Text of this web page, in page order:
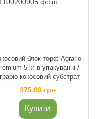
блок торф Agrario
5 кг в упакуванні /
кокосовий субстрат
375.00 грн
Купити